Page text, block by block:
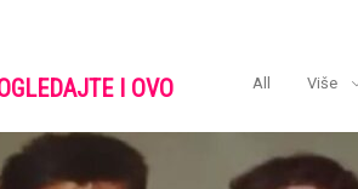
I OVO All Više